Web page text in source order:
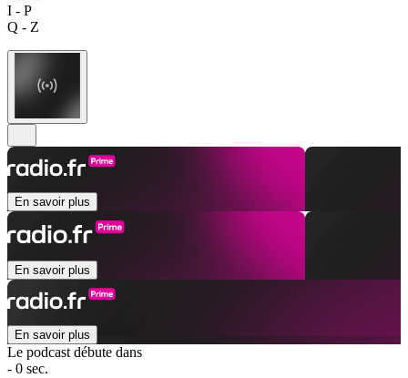
I - P
Q - Z
En savoir plus
En savoir plus
En savoir plus
Le podcast débute dans
- 0 sec.